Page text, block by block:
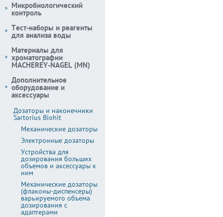
Микробиологический
контроль
Тест-наборы и реагенты
для анализа воды
Материалы для
хроматографии
MACHEREY-NAGEL (MN)
Дополнительное
оборудование и
аксессуары
Дозаторы и наконечники
Sartorius Biohit
Механические дозаторы
Электронные дозаторы
Устройства для
дозирования больших
объемов и аксессуары к
ним
Механические дозаторы
(флаконы-диспенсеры)
варьируемого объема
дозирования с
адаптерами